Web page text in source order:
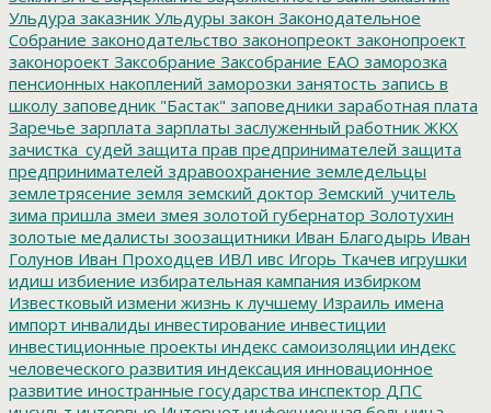
Ульдура заказник Ульдуры закон Законодательное
Собрание законодательство законопреокт законопроект
законороект Заксобрание Заксобрание ЕАО заморозка
пенсионных накоплений заморозки занятость запись в
школу заповедник "Бастак" заповедники заработная плата
Заречье зарплата зарплаты заслуженный работник ЖКХ
зачистка_судей защита прав предпринимателей защита
предпринимателей здравоохранение земледельцы
землетрясение земля земский доктор Земский_учитель
зима пришла змеи змея золотой губернатор Золотухин
золотые медалисты зоозащитники Иван Благодырь Иван
Голунов Иван Проходцев ИВЛ ивс Игорь Ткачев игрушки
идиш избиение избирательная кампания избирком
Известковый измени жизнь к лучшему Израиль имена
импорт инвалиды инвестирование инвестиции
инвестиционные проекты индекс самоизоляции индекс
человеческого развития индексация инновационное
развитие иностранные государства инспектор ДПС